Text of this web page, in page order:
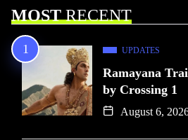
MOSTRECENT
UPDATES
Ramayana
by Crossing 1
August 6,